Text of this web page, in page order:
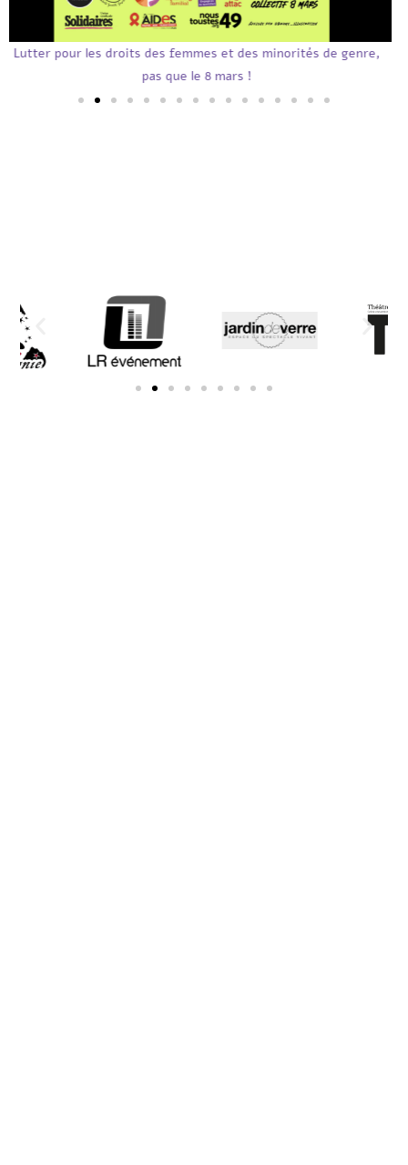
On s'enjaille avec une super équipe pour la Confédération
Paysanne 49